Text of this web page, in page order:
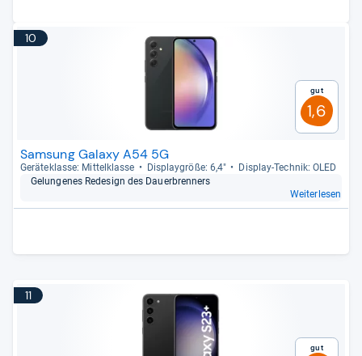
10
Gut
1,6
Samsung Galaxy A54 5G
Gerä­te­klasse: Mit­tel­klasse Dis­play­größe: 6,4"
Dis­play-​Tech­nik: OLED
Gelun­ge­nes Rede­sign des Dau­er­bren­ners
Weiterlesen
11
Gut